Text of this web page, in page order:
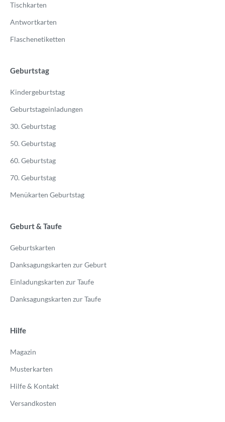
Tischkarten
Antwortkarten
Flaschenetiketten
Geburtstag
Kindergeburtstag
Geburtstageinladungen
30. Geburtstag
50. Geburtstag
60. Geburtstag
70. Geburtstag
Menükarten Geburtstag
Geburt & Taufe
Geburtskarten
Danksagungskarten zur Geburt
Einladungskarten zur Taufe
Danksagungskarten zur Taufe
Hilfe
Magazin
Musterkarten
Hilfe & Kontakt
Versandkosten